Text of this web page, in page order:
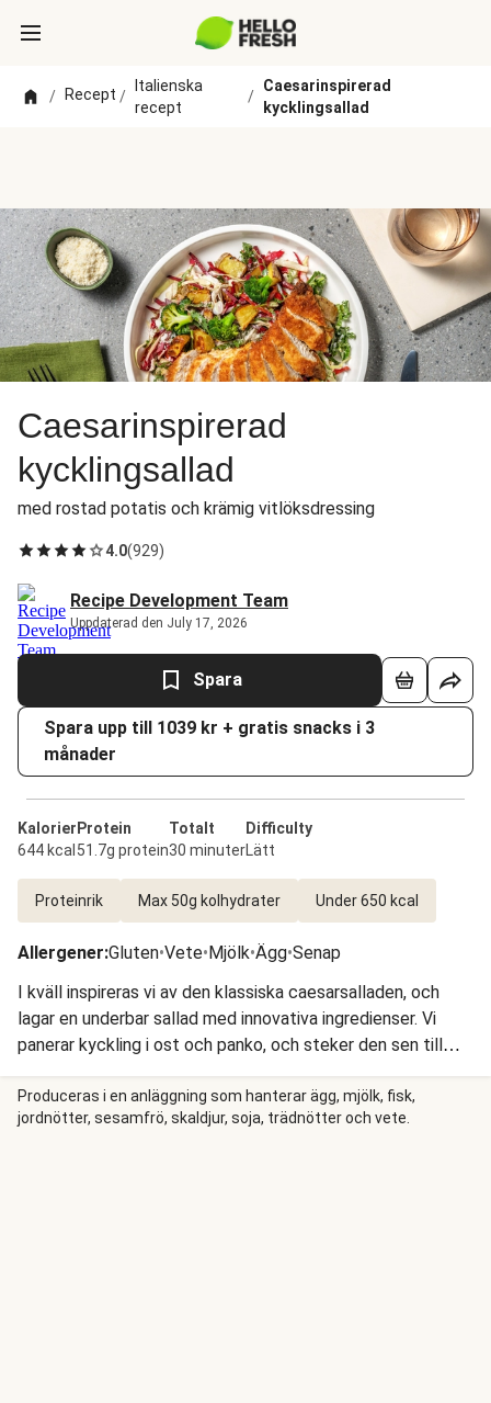
/ Recept /
Italienska
recept
/
Caesarinspirerad
kycklingsallad
Caesarinspirerad
kycklingsallad
med rostad potatis och krämig vitlöksdressing
4.0(929)
Recipe Development Team
Uppdaterad den July 17, 2026
Spara
Spara upp till 1039 kr + gratis snacks i 3
månader
Kalorier
644 kcal
Protein
51.7g protein
Totalt
30 minuter
Difficulty
Lätt
Proteinrik Max 50g kolhydrater Under 650 kcal
Allergener:Gluten•Vete•Mjölk•Ägg•Senap
I kväll inspireras vi av den klassiska caesarsalladen, och
lagar en underbar sallad med innovativa ingredienser. Vi
panerar kyckling i ost och panko, och steker den sen till
krispig perfektion. Vi bygger vår krispiga caesarinspirerade
sallad med riven morot, kål, rostad potatis och broccoli,
kyckling, en fantastisk vitlöksdressing och riven ost.
Produceras i en anläggning som hanterar ägg, mjölk, fisk,
jordnötter, sesamfrö, skaldjur, soja, trädnötter och vete.